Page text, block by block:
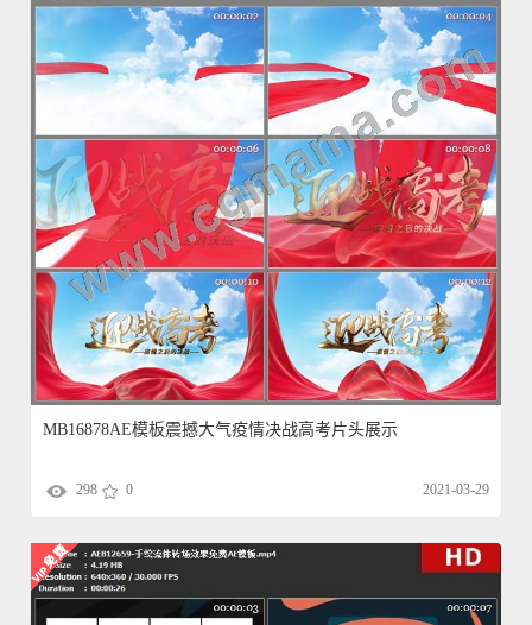
MB16878AE模板震撼大气疫情决战高考片头展示
298 0 2021-03-29